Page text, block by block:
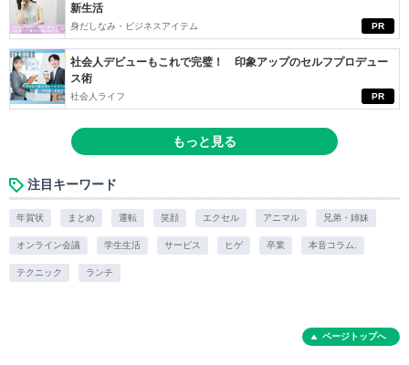
PR
新生活
身だしなみ・ビジネスアイテム
PR
社会人デビューもこれで完璧！ 印象アップのセルフプロデュー
ス術
社会人ライフ
もっと見る
注目キーワード
年賀状 まとめ 運転 笑顔 エクセル アニマル 兄弟・姉妹
オンライン会議 学生生活 サービス ヒゲ 卒業 本音コラム.
テクニック ランチ
ページトップへ